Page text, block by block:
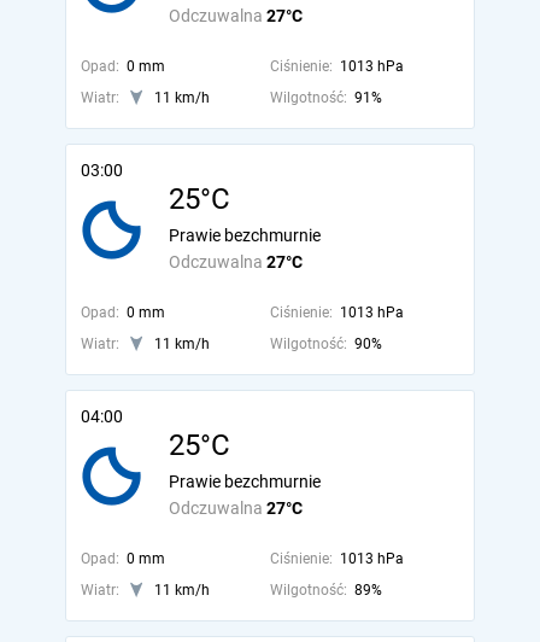
Odczuwalna 27°C
Opad: 0 mm Ciśnienie: 1013 hPa
Wiatr:
11 km/h Wilgotność: 91%
03:00
25°C
Odczuwalna 27°C
Prawie bezchmurnie
Opad: 0 mm Ciśnienie: 1013 hPa
Wiatr:
11 km/h Wilgotność: 90%
04:00
25°C
Odczuwalna 27°C
Prawie bezchmurnie
Opad: 0 mm Ciśnienie: 1013 hPa
Wiatr:
11 km/h Wilgotność: 89%